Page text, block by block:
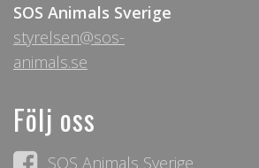
SOS Animals Sverige
styrelsen@sos-
animals.se
Följ oss
SOS Animals Sverige